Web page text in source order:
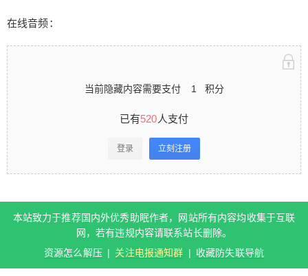
在线音频：
当前隐藏内容需要支付 1 积分
已有520人支付
登录 立刻注册
本站致力于推荐国内外优秀助眠作者，网站所有内容均收集于互联
网，若有违规内容请联系站长删除。
资源怎么解压 | 关注电报通知群 | 收藏防失联导航
人支付 登录立刻注册 本站致力于推荐国内外优秀助
眠作者，网站所有内容均收集于互联网，若有违规
内容请联系站长删除。 资源怎么解压 | 关注电报通
扫描二维码继续阅读